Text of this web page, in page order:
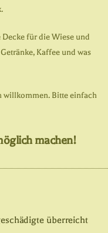
für die Wiese und
Kaffee und was
willkommen. Bitte einfach
machen!
überreicht